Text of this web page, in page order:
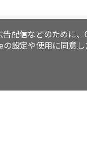
配信などのために
設定や使用に同意